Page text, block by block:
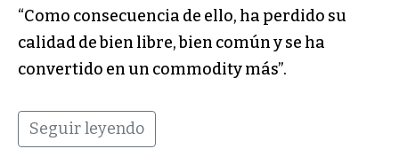
“Como consecuencia de ello, ha perdido su
calidad de bien libre, bien común y se ha
convertido en un commodity más”.
Seguir leyendo